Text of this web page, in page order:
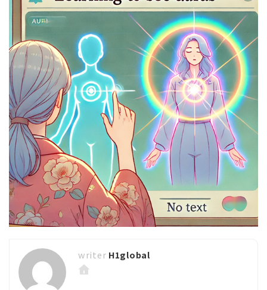
H1global